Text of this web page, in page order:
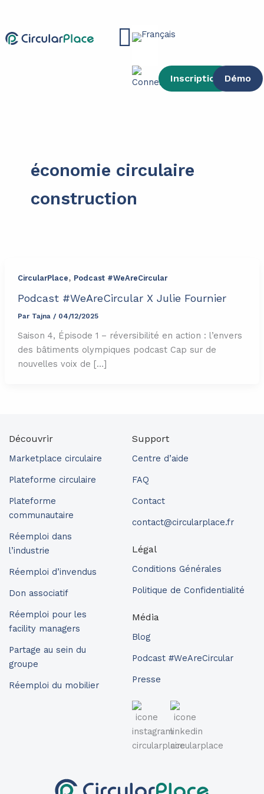
contenu
Main
Inscription Démo
économie circulaire
construction
CircularPlace, Podcast #WeAreCircular
Podcast #WeAreCircular X Julie Fournier
Par Tajna / 04/12/2025
Saison 4, Épisode 1 – réversibilité en action : l’envers
des bâtiments olympiques podcast Cap sur de
nouvelles voix de […]
Découvrir
Marketplace circulaire
Plateforme circulaire
Plateforme
communautaire
Réemploi dans
l’industrie
Réemploi d’invendus
Don associatif
Réemploi pour les
facility managers
Partage au sein du
groupe
Réemploi du mobilier
Support
Centre d’aide
FAQ
Contact
contact@circularplace.fr
Légal
Conditions Générales
Politique de Confidentialité
Média
Blog
Podcast #WeAreCircular
Presse